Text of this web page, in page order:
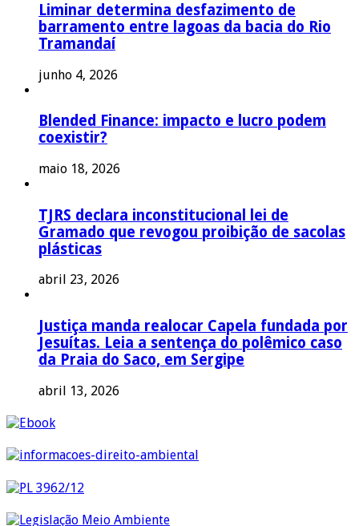
Liminar determina desfazimento de
barramento entre lagoas da bacia do Rio
Tramandaí
junho 4, 2026
Blended Finance: impacto e lucro podem
coexistir?
maio 18, 2026
TJRS declara inconstitucional lei de
Gramado que revogou proibição de sacolas
plásticas
abril 23, 2026
Justiça manda realocar Capela fundada por
Jesuítas. Leia a sentença do polêmico caso
da Praia do Saco, em Sergipe
abril 13, 2026